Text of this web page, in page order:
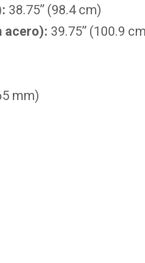
38.75” (98.4 cm)
acero): 39.75” (100.9
mm)